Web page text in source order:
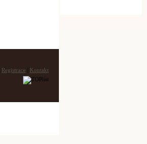
Registrace Kontakt